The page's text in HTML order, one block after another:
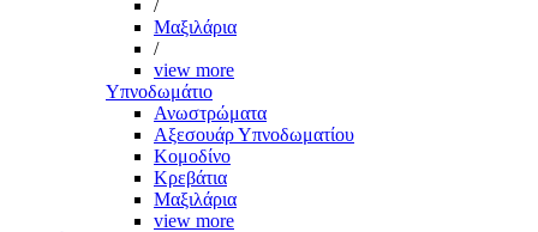
/
Μαξιλάρια
/
view more
Υπνοδωμάτιο
Ανωστρώματα
Αξεσουάρ Υπνοδωματίου
Κομοδίνο
Κρεβάτια
Μαξιλάρια
view more